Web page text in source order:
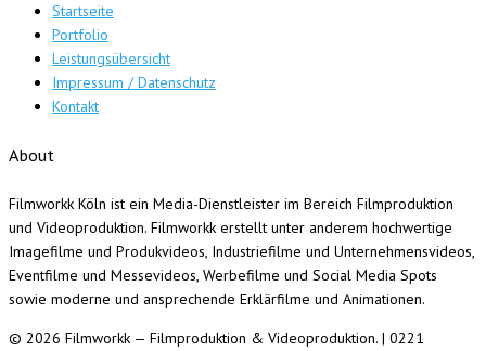
Startseite
Portfolio
Leistungsübersicht
Impressum / Datenschutz
Kontakt
About
Filmworkk Köln ist ein Media-Dienstleister im Bereich Filmproduktion
und Videoproduktion. Filmworkk erstellt unter anderem hochwertige
Imagefilme und Produkvideos, Industriefilme und Unternehmensvideos,
Eventfilme und Messevideos, Werbefilme und Social Media Spots
sowie moderne und ansprechende Erklärfilme und Animationen.
© 2026 Filmworkk — Filmproduktion & Videoproduktion. | 0221